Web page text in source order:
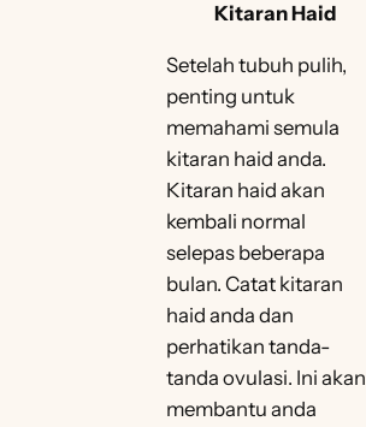
Kitaran Haid
Setelah tubuh pulih,
penting untuk
memahami semula
kitaran haid anda.
Kitaran haid akan
kembali normal
selepas beberapa
bulan. Catat kitaran
haid anda dan
perhatikan tanda-
tanda ovulasi. Ini akan
membantu anda